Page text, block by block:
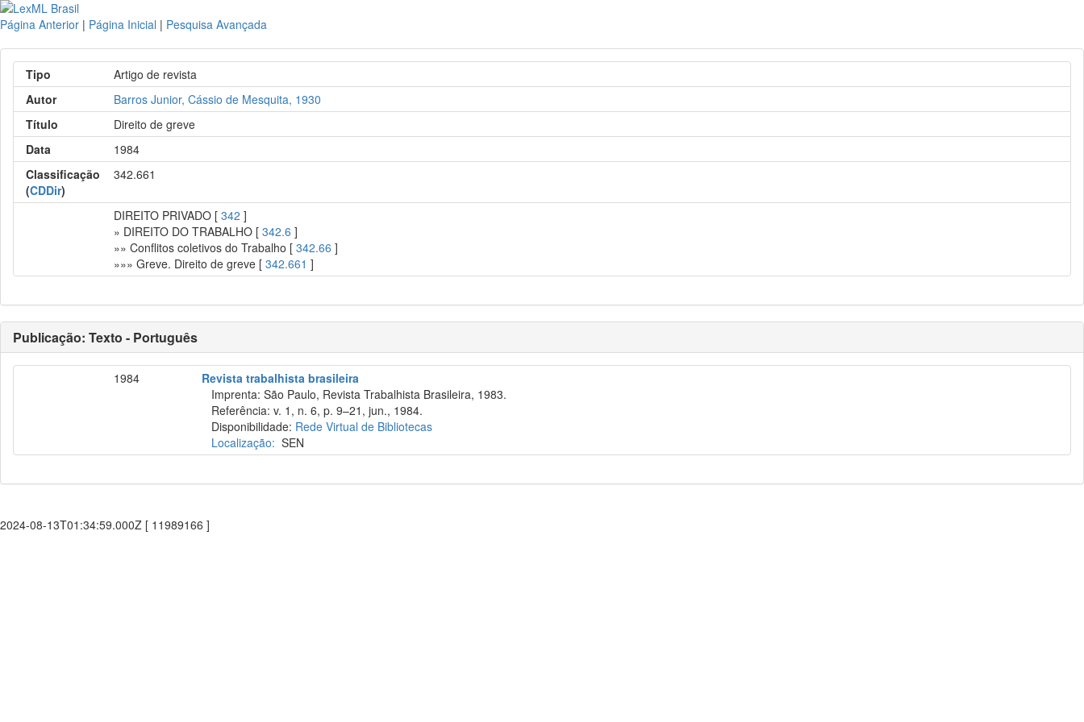
Página Anterior | Página Inicial | Pesquisa Avançada
Tipo
Artigo de revista
Autor
Barros Junior, Cássio de Mesquita, 1930
Título
Direito de greve
Data
1984
Classificação
(CDDir)
342.661
DIREITO PRIVADO [342 ]
» DIREITO DO TRABALHO [342.6 ]
»» Conflitos coletivos do Trabalho [342.66 ]
»»» Greve. Direito de greve [342.661 ]
Publicação: Texto - Português
1984
Revista trabalhista brasileira
Imprenta: São Paulo, Revista Trabalhista Brasileira, 1983.
Referência: v. 1, n. 6, p. 9–21, jun., 1984.
Disponibilidade: Rede Virtual de Bibliotecas
Localização: SEN
2024-08-13T01:34:59.000Z [ 11989166 ]